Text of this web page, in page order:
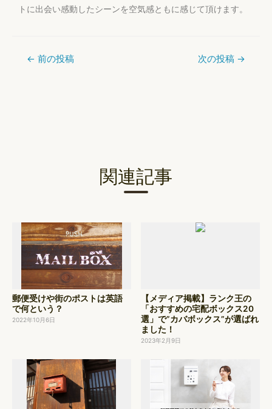
トに出会い感動したシーンを空気感ともに感じて頂けます。
← 前の投稿 次の投稿 →
関連記事
郵便受けや街のポストは英語
で何という？
2022年10月6日
【メディア掲載】ランク王の
「おすすめの宅配ボックス20
選」で”カバボックス”が選ばれ
ました！
2023年2月9日